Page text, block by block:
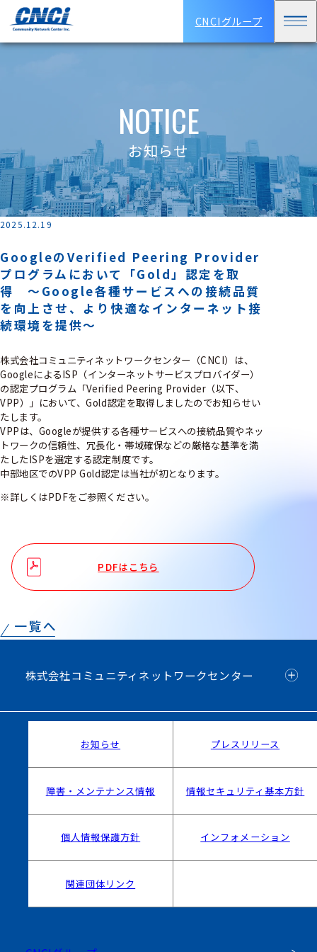
CNCIグループ
NOTICE
お知らせ
2025.12.19
GoogleのVerified Peering Provider
プログラムにおいて「Gold」認定を取
得 ～Google各種サービスへの接続品質
を向上させ、より快適なインターネット接
続環境を提供～
株式会社コミュニティネットワークセンター（CNCI）は、
GoogleによるISP（インターネットサービスプロバイダー）
の認定プログラム「Verified Peering Provider（以下、
VPP）」において、Gold認定を取得しましたのでお知らせい
たします。
VPPは、Googleが提供する各種サービスへの接続品質やネッ
トワークの信頼性、冗長化・帯域確保などの厳格な基準を満
たしたISPを選定する認定制度です。
中部地区でのVPP Gold認定は当社が初となります。
※詳しくはPDFをご参照ください。
PDFはこちら
株式会社コミュニティネットワークセンター
お知らせ プレスリリース
障害・メンテナンス情報 情報セキュリティ基本方針
個人情報保護方針 インフォメーション
関連団体リンク